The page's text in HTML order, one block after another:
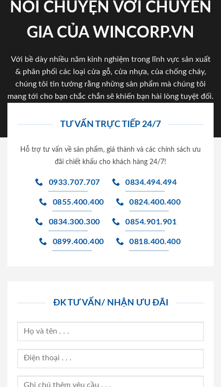
NÓI CHUYỆN VỚI CHUYÊN
GIA CỦA WINCORP.VN
Với bề dày nhiều năm kinh nghiệm trong lĩnh vực sản xuất
& phân phối các loại cửa gỗ, cửa nhựa, của chống cháy,
chúng tôi tin tưởng rằng những sản phẩm mà chúng tôi
mang tới cho bạn chắc chắn sẽ khiến bạn hài lòng tuyệt đối.
TƯ VẤN TRỰC TIẾP 24/7
Hỗ trợ tư vấn về sản phẩm, giá thành và các chính sách ưu
đãi chiết khấu cho khách hàng 24/7!
0933.707.707 0834.494.494
0855.400.400 0824.400.400
0834.300.300 0854.901.901
0899.400.400 0818.400.400
ĐK TƯ VẤN/ NHẬN ƯU ĐÃI